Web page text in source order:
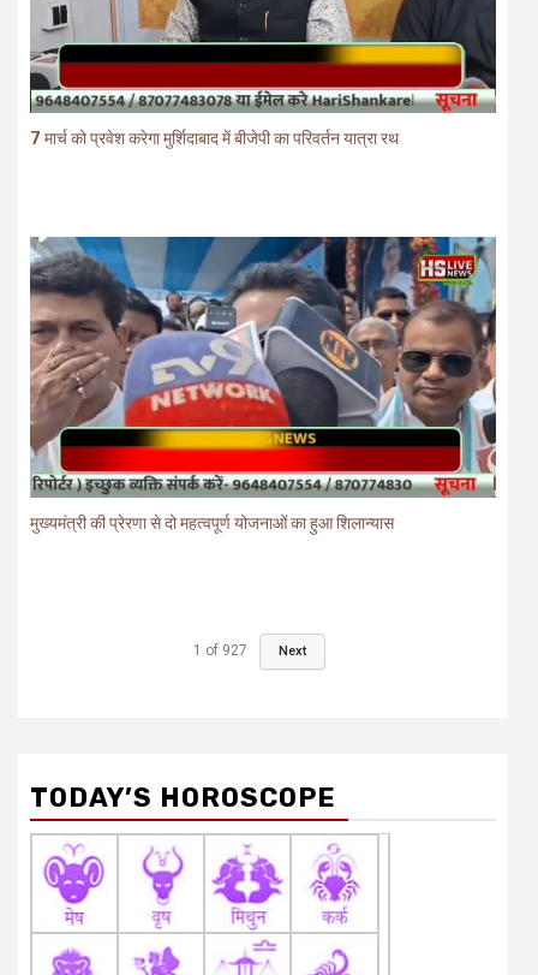
7 मार्च को प्रवेश करेगा मुर्शिदाबाद में बीजेपी का परिवर्तन यात्रा रथ
मुख्यमंत्री की प्रेरणा से दो महत्वपूर्ण योजनाओं का हुआ शिलान्यास
1 of 927 Next
TODAY’S HOROSCOPE